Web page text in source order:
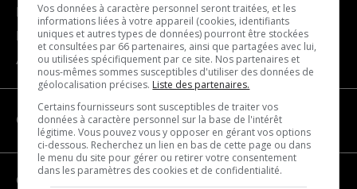
Devenir partenaire
Nous joindre
À propos
CATÉGORIES
Géographie
Vos données à caractère personnel seront traitées, et les
informations liées à votre appareil (cookies, identifiants
uniques et autres types de données) pourront être stockées
et consultées par 66 partenaires, ainsi que partagées avec lui,
ou utilisées spécifiquement par ce site. Nos partenaires et
nous-mêmes sommes susceptibles d'utiliser des données de
géolocalisation précises. Liste des partenaires.
Certains fournisseurs sont susceptibles de traiter vos
données à caractère personnel sur la base de l'intérêt
légitime. Vous pouvez vous y opposer en gérant vos options
ci-dessous. Recherchez un lien en bas de cette page ou dans
le menu du site pour gérer ou retirer votre consentement
dans les paramètres des cookies et de confidentialité.